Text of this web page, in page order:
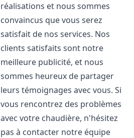
réalisations et nous sommes
convaincus que vous serez
satisfait de nos services. Nos
clients satisfaits sont notre
meilleure publicité, et nous
sommes heureux de partager
leurs témoignages avec vous. Si
vous rencontrez des problèmes
avec votre chaudière, n'hésitez
pas à contacter notre équipe